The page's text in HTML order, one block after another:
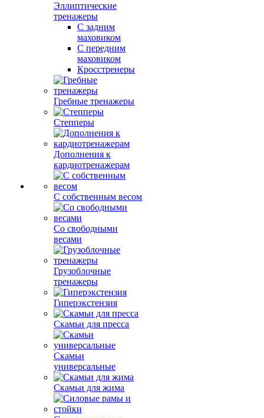
Эллиптические
тренажеры
С задним
маховиком
С передним
маховиком
Кросстренеры
Гребные тренажеры
Степперы
Дополнения к
кардиотренажерам
С собственным весом
Со свободными
весами
Грузоблочные
тренажеры
Гиперэкстензия
Скамьи для пресса
Скамьи
универсальные
Скамьи для жима